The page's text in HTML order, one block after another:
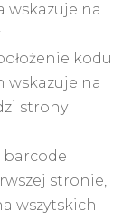
wskazuje na
kodu
wskazuje na
strony
barcode
stronie,
wszytskich